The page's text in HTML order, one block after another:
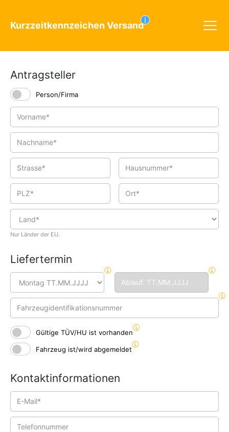
Kurzzeitkennzeichen Versandi
Antragsteller
Person/Firma
Nur Länder der EU.
Liefertermin
Gültige TÜV/HU ist vorhanden
Fahrzeug ist/wird abgemeldet
Kontaktinformationen